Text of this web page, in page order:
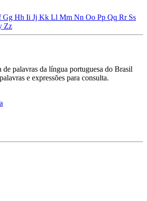
Gg Hh Ii Jj Kk Ll Mm Nn Oo Pp Qq Rr Ss
Zz
de palavras da língua portuguesa do Brasil
e expressões para consulta.